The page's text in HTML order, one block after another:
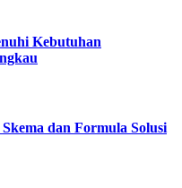
Kebutuhan
dan Formula Solusi